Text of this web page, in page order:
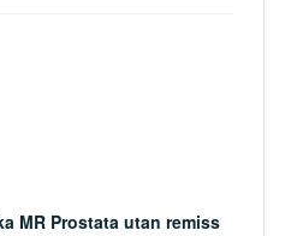
MR Prostata utan remiss